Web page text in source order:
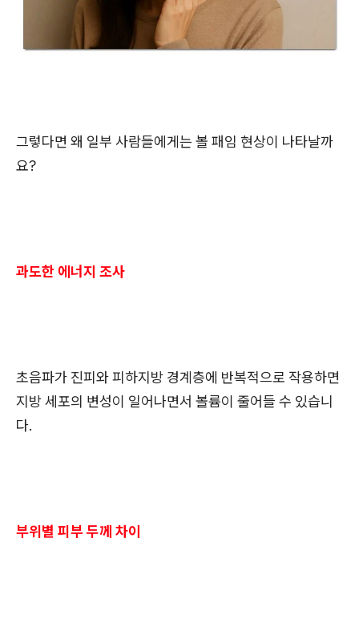
그렇다면 왜 일부 사람들에게는 볼 패임 현상이 나타날까
요?
과도한 에너지 조사
초음파가 진피와 피하지방 경계층에 반복적으로 작용하면
지방 세포의 변성이 일어나면서 볼륨이 줄어들 수 있습니
다.
부위별 피부 두께 차이